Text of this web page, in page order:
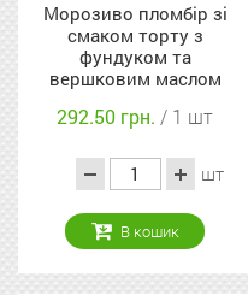
Морозиво пломбір зі
смаком торту з
фундуком та
вершковим маслом
п/у 500г
292.50 грн. / 1 шт
шт
В кошик